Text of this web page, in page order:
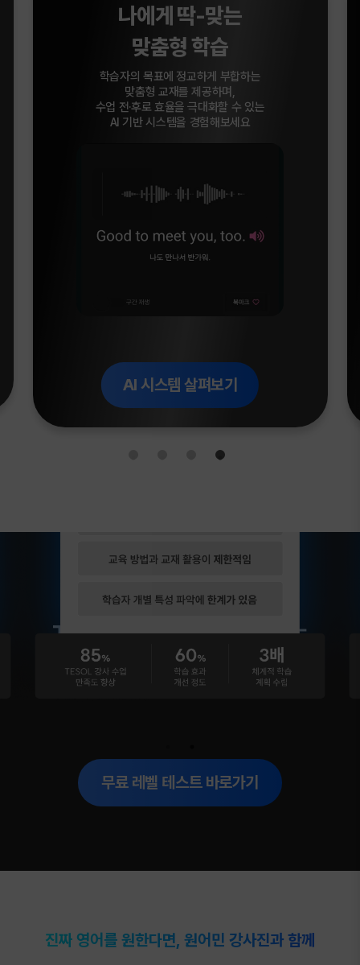
나에게 딱-맞는
맞춤형 학습
학습자의 목표에 정교하게 부합하는
맞춤형 교재를 제공하며,
수업 전·후로 효율을 극대화할 수 있는
AI 기반 시스템을 경험해보세요
AI 시스템 살펴보기
TESOL 자격 강사진이 만드는
실력의 차이
를 경험하세요
무료 레벨 테스트 바로가기
진짜 영어를 원한다면, 원어민 강사진과 함께